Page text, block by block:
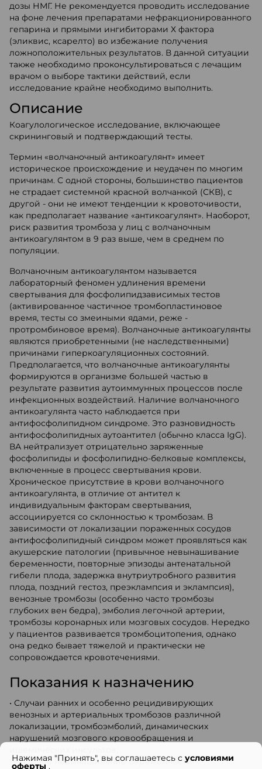
дозы НМГ. Не рекомендуется проводить исследование
на фоне лечения препаратами нефракционированного
гепарина и прямыми ингибиторами Х фактора
(эликвис, ксарелто) во избежание получения
ложноположительных результатов. В данной ситуации
также необходимо проконсультироваться с лечащим
врачом о выборе тактики действий, если
исследование крайне необходимо выполнить.
Описание
Коагулологическое исследование, включающее
скрининговый и подтверждающий тесты.
Термин «волчаночный антикоагулянт» имеет
историческое происхождение и неудачен по многим
причинам. С одной стороны, большинство пациентов
не страдает системной красной волчанкой (СКВ), с
другой - они не имеют тенденции к кровоточивости,
как предполагает название «антикоагулянт». Наоборот,
риск развития тромбоза у лиц c волчаночным
антикоагулянтом в 9 раз выше, чем в среднем по
популяции.
Волчаночным антикоагулянтом называется
лабораторный феномен удлинения времени
свертывания для фосфолипидзависимых тестов
(активированное частичное тромбопластиновое
время, тесты со змеиными ядами, реже -
протромбиновое время). Волчаночные антикоагулянты
являются приобретенными (не наследственными)
причинами гиперкоагуляционных состояний.
Предполагается, что волчаночные антикоагулянты
формируются в организме большей частью в
результате развития аутоиммунных процессов после
инфекционных воздействий. Наличие волчаночного
антикоагулянта часто наблюдается при
антифосфолипидном синдроме. Это разновидность
антифосфолипидных аутоантител (обычно класса IgG).
ВА нейтрализует отрицательно заряженные
фосфолипиды и фосфолипидно-белковые комплексы,
включенные в процесс свертывания крови.
Хроническое присутствие в крови волчаночного
антикоагулянта, в отличие от антител к
индивидуальным факторам свертывания,
ассоциируется со склонностью к тромбозам. В
зависимости от локализации пораженных сосудов
антифосфолипидный синдром может проявляться как
акушерские патологии (привычное невынашивание
беременности, повторные эпизоды антенатальной
гибели плода, задержка внутриутробного развития
плода, поздний гестоз, преэклампсия и эклампсия),
венозные тромбозы (особенно часто тромбозы
глубоких вен бедра), эмболия легочной артерии,
тромбозы коронарных или мозговых сосудов. Нередко
у пациентов развивается тромбоцитопения, однако
она редко бывает тяжелой и практически не
сопровождается кровотечениями.
Показания к назначению
• Случаи ранних и особенно рецидивирующих
венозных и артериальных тромбозов различной
локализации, тромбоэмболий, динамических
нарушений мозгового кровообращения и
• Упорное невынашивание беременности
Нажимая "Принять", вы соглашаетесь с условиями
оферты .